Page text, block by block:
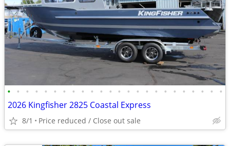
• • • • • • • • • • • • • • • • • • • • • • • •
2026 Kingfisher 2825 Coastal Express
8/1 Price reduced / Close out sale